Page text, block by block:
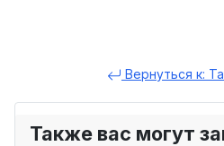
Вернуться к:
Также вас могут